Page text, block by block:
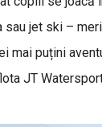
sau jet ski –
mai puțini
JT